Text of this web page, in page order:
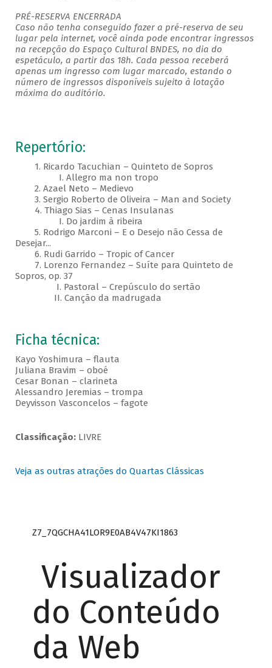
PRÉ-RESERVA ENCERRADA
Caso não tenha conseguido fazer a pré-reserva de seu
lugar pela internet, você ainda pode encontrar ingressos
na recepção do Espaço Cultural BNDES, no dia do
espetáculo, a partir das 18h. Cada pessoa receberá
apenas um ingresso com lugar marcado, estando o
número de ingressos disponíveis sujeito à lotação
máxima do auditório.
Repertório:
1. Ricardo Tacuchian – Quinteto de Sopros
I. Allegro ma non tropo
2. Azael Neto – Medievo
3. Sergio Roberto de Oliveira – Man and Society
4. Thiago Sias – Cenas Insulanas
I. Do jardim à ribeira
5. Rodrigo Marconi – E o Desejo não Cessa de
Desejar...
6. Rudi Garrido – Tropic of Cancer
7. Lorenzo Fernandez – Suíte para Quinteto de
Sopros, op. 37
I. Pastoral – Crepúsculo do sertão
II. Canção da madrugada
Ficha técnica:
Kayo Yoshimura – flauta
Juliana Bravim – oboé
Cesar Bonan – clarineta
Alessandro Jeremias – trompa
Deyvisson Vasconcelos – fagote
Classificação:LIVRE
Veja as outras atrações do Quartas Clássicas
Z7_7QGCHA41LOR9E0AB4V47KI1863
Visualizador
do Conteúdo
da Web